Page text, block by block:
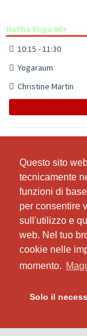
Questo sito
tecnicamente
funzioni di
per consentire
sull'utilizzo e
web. Nel tuo
cookie nelle
momento.
Solo il
Questo sito
tecnicamente
funzioni di
per consentire
sull'utilizzo e
web. Nel tuo
cookie nelle
momento.
Solo il
Hatha Yoga 60+
10:15 - 11:30
Yogaraum
Christine Martin
Hatha Yoga 80+
16:00 - 17:00
Yogaraum
Christine Martin